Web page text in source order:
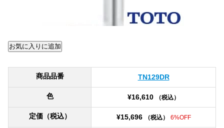
商品品番 TN129DR
色 ¥16,610 （税込）
定価（税込） ¥15,696 （税込） 6%OFF